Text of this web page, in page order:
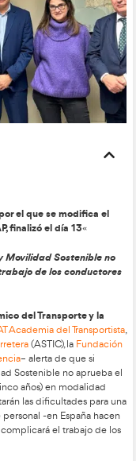
de RD por el que
del CAP, finalizó el
y Movilidad
el trabajo de